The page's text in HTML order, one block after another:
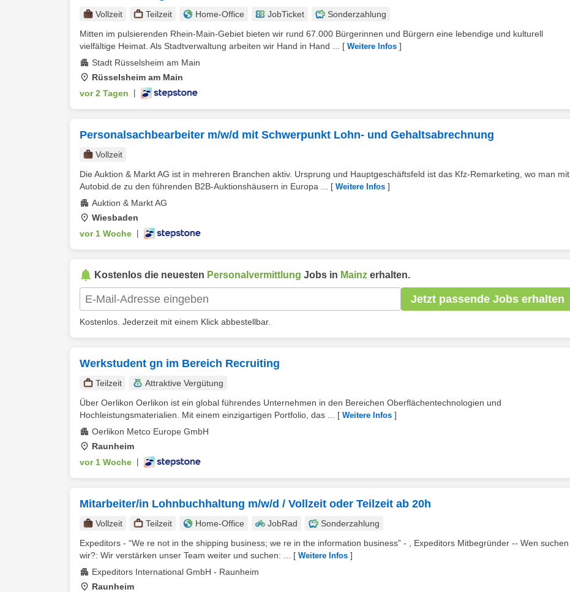
Vollzeit Teilzeit Home-Office JobTicket
Sonderzahlung
Mitten im pulsierenden Rhein-Main-Gebiet bieten wir rund 67.000 Bürgerinnen und Bürgern eine lebendige und kulturell
vielfältige Heimat. Als Stadtverwaltung arbeiten wir Hand in Hand ...
[ Weitere Infos ]
Stadt Rüsselsheim am Main
Rüsselsheim am Main
vor 2 Tagen
Personalsachbearbeiter m/w/d mit Schwerpunkt Lohn- und Gehaltsabrechnung
Vollzeit
Die Auktion & Markt AG ist in mehreren Branchen aktiv. Ursprung und Hauptgeschäftsfeld ist das Kfz-Remarketing, wo man mit
Autobid.de zu den führenden B2B-Auktionshäusern in Europa ...
[ Weitere Infos ]
Auktion & Markt AG
Wiesbaden
vor 1 Woche
Kostenlos die neuesten Personalvermittlung Jobs in Mainz erhalten.
Jetzt passende Jobs erhalten
Kostenlos. Jederzeit mit einem Klick abbestellbar.
Werkstudent gn im Bereich Recruiting
Teilzeit
Attraktive Vergütung
Über Oerlikon Oerlikon ist ein global führendes Unternehmen in den Bereichen Oberflächentechnologien und
Hochleistungsmaterialien. Mit einem einzigartigen Portfolio, das ...
[ Weitere Infos ]
Oerlikon Metco Europe GmbH
Raunheim
vor 1 Woche
Mitarbeiter/in Lohnbuchhaltung m/w/d / Vollzeit oder Teilzeit ab 20h
Vollzeit Teilzeit Home-Office JobRad
Sonderzahlung
Expeditors - “We re not in the shipping business; we re in the information business” - , Expeditors Mitbegründer -- Wen suchen
wir?: Wir verstärken unser Team weiter und suchen: ...
[ Weitere Infos ]
Expeditors International GmbH - Raunheim
Raunheim